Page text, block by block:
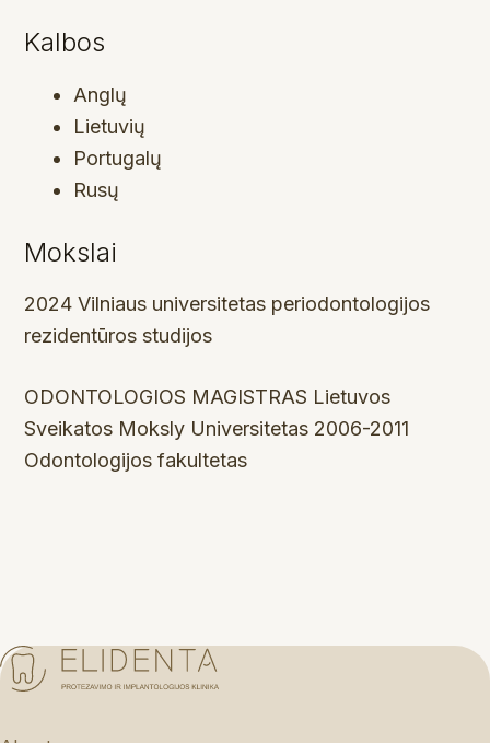
Kalbos
Anglų
Lietuvių
Portugalų
Rusų
Mokslai
2024 Vilniaus universitetas periodontologijos
rezidentūros studijos
ODONTOLOGIOS MAGISTRAS Lietuvos
Sveikatos Moksly Universitetas 2006-2011
Odontologijos fakultetas